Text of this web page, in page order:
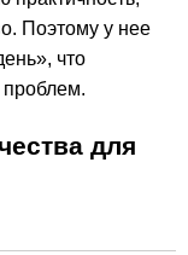
Поэтому у нее
что
для